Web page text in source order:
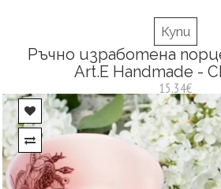
Купи
Ръчно изработена
Art.E Handmade -
15.34€